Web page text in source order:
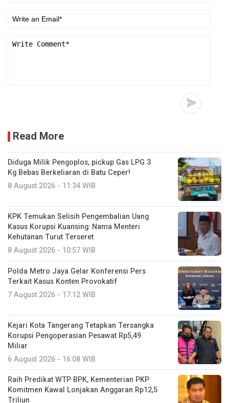
Read More
Diduga Milik Pengoplos, pickup Gas LPG 3
Kg Bebas Berkeliaran di Batu Ceper!
8 August 2026 - 11:34 WIB
KPK Temukan Selisih Pengembalian Uang
Kasus Korupsi Kuansing: Nama Menteri
Kehutanan Turut Terseret
8 August 2026 - 10:57 WIB
Polda Metro Jaya Gelar Konferensi Pers
Terkait Kasus Konten Provokatif
7 August 2026 - 17:12 WIB
Kejari Kota Tangerang Tetapkan Tersangka
Korupsi Pengoperasian Pesawat Rp5,49
Miliar
6 August 2026 - 16:08 WIB
Raih Predikat WTP BPK, Kementerian PKP
Komitmen Kawal Lonjakan Anggaran Rp12,5
Triliun